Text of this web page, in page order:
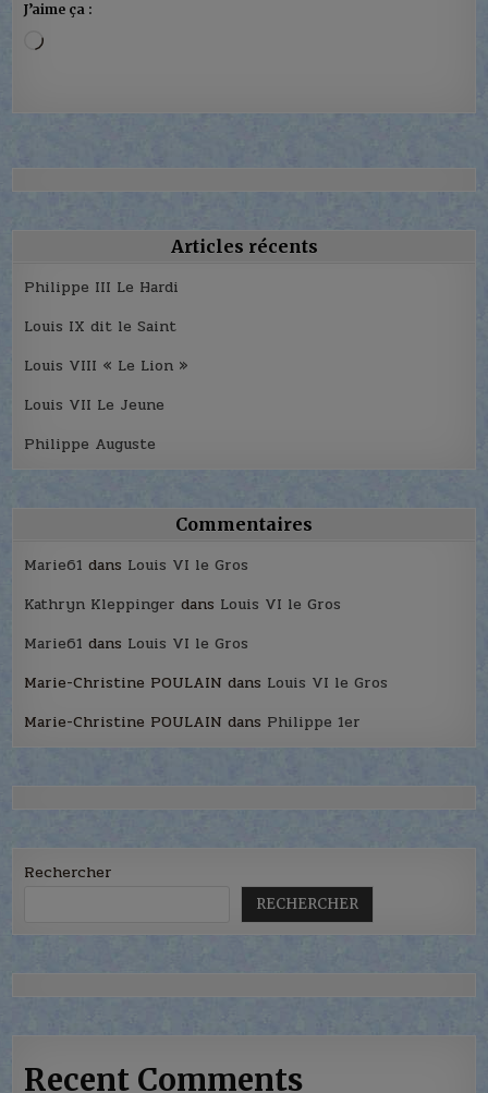
J’aime ça :
Chargement…
Articles récents
Philippe III Le Hardi
Louis IX dit le Saint
Louis VIII « Le Lion »
Louis VII Le Jeune
Philippe Auguste
Commentaires
Marie61 dans Louis VI le Gros
Kathryn Kleppinger dans Louis VI le Gros
Marie61 dans Louis VI le Gros
Marie-Christine POULAIN dans Louis VI le Gros
Marie-Christine POULAIN dans Philippe 1er
Rechercher
RECHERCHER
Recent Comments